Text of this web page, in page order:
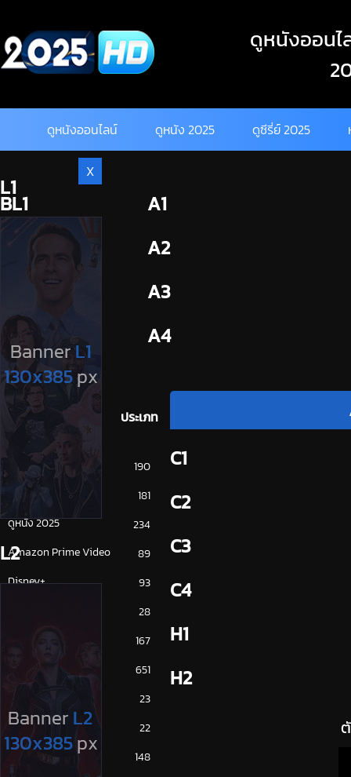
content
ดูหนังออนไ
ดูหนังออนไลน์ ดูหนัง 2025 ดูซีรี่ย์ 2025
BL1
A1
A2
A3
A4
ประเภท
การ์ตูน
190
ดูซีรี่ย์ 2025
181
ดูหนัง 2025
234
Amazon Prime Video
89
Disney+
93
28
167
NETFLIX
651
23
ซีรีย์ญี่ปุ่น
22
ซีรีย์ฝรั่ง
148
C1
C2
C3
C4
H1
H2
X
L1
L2